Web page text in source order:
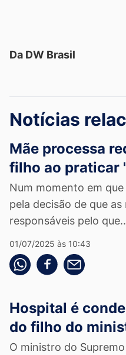
Da DW Brasil
Notícias
Mãe processa
filho ao praticar
Num momento em
pela decisão de que as
responsáveis pelo
01/07/2025 às 10:43
Compartilhe pelo whatsapp
Compartilhar no facebook
Compartilhe pelo
Hospital é
do filho do
O ministro do